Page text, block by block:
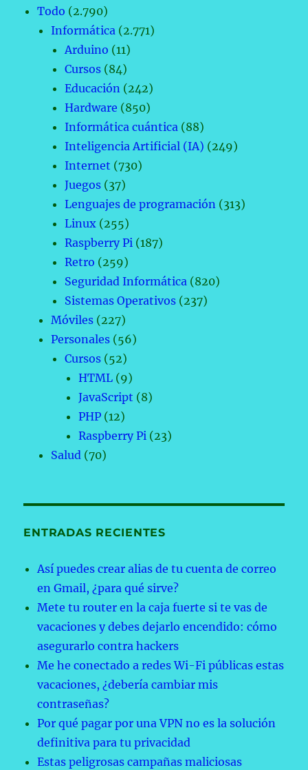
Todo (2.790)
Informática (2.771)
Arduino (11)
Cursos (84)
Educación (242)
Hardware (850)
Informática cuántica (88)
Inteligencia Artificial (IA) (249)
Internet (730)
Juegos (37)
Lenguajes de programación (313)
Linux (255)
Raspberry Pi (187)
Retro (259)
Seguridad Informática (820)
Sistemas Operativos (237)
Móviles (227)
Personales (56)
Cursos (52)
HTML (9)
JavaScript (8)
PHP (12)
Raspberry Pi (23)
Salud (70)
ENTRADAS RECIENTES
Así puedes crear alias de tu cuenta de correo
en Gmail, ¿para qué sirve?
Mete tu router en la caja fuerte si te vas de
vacaciones y debes dejarlo encendido: cómo
asegurarlo contra hackers
Me he conectado a redes Wi-Fi públicas estas
vacaciones, ¿debería cambiar mis
contraseñas?
Por qué pagar por una VPN no es la solución
definitiva para tu privacidad
Estas peligrosas campañas maliciosas